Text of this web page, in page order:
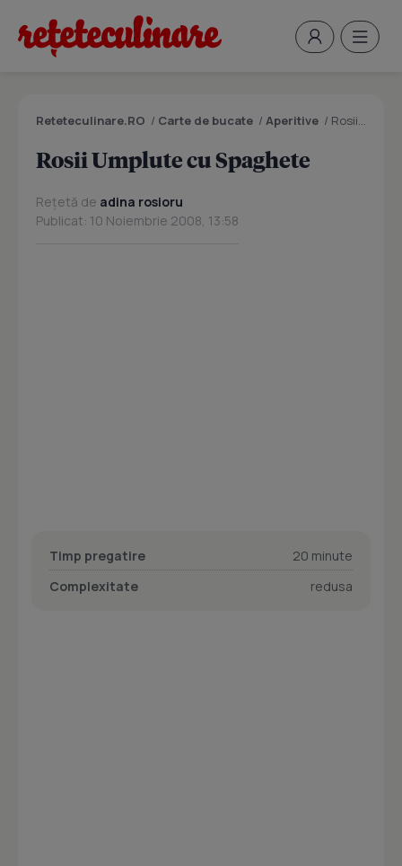
Reteteculinare.RO / Carte de bucate / Aperitive / Rosii Umplute cu Spaghete
Rosii Umplute cu Spaghete
Rețetă de adina rosioru
Publicat: 10 Noiembrie 2008, 13:58
Timp pregatire
20 minute
Complexitate
redusa